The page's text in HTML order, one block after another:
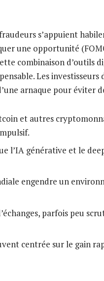
s’appuient
une opportunité
combinaison d’outils
Les
arnaque pour éviter
et autres
l’IA générative et le
engendre un
parfois peu
centrée sur le gain